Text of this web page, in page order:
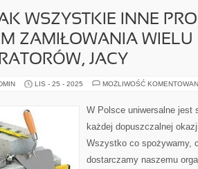
WSZYSTKIE INNE
ZAMIŁOWANIA WIELU
JACY
LIS - 25 - 2025 MOŻLIWOŚĆ
W Polsce uniwersalne jest
każdej dopuszczalnej
Wszystko co spożywamy,
dostarczamy naszemu